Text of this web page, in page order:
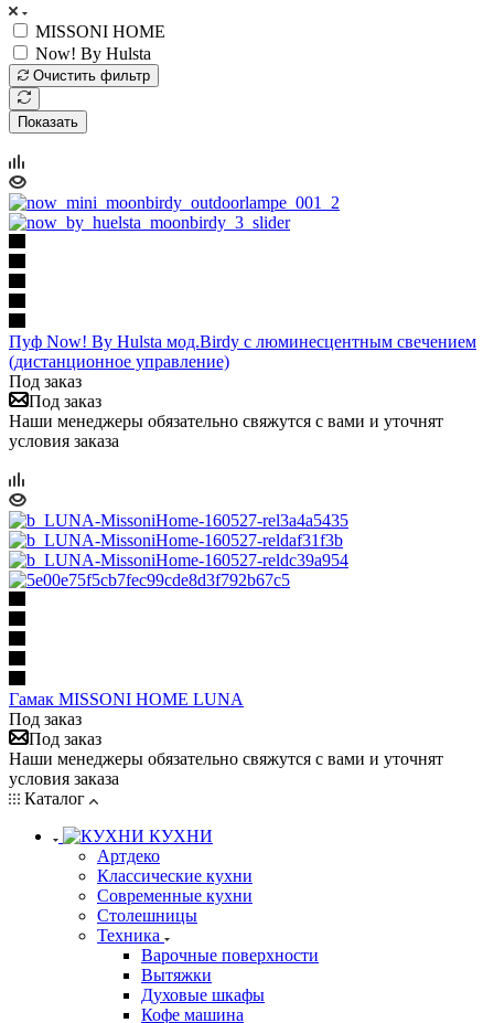
MISSONI HOME
Now! By Hulsta
Очистить фильтр
Показать
Пуф Now! By Hulsta мод.Birdy с люминесцентным свечением
(дистанционное управление)
Под заказ
Под заказ
Наши менеджеры обязательно свяжутся с вами и уточнят
условия заказа
Гамак MISSONI HOME LUNA
Под заказ
Под заказ
Наши менеджеры обязательно свяжутся с вами и уточнят
условия заказа
Каталог
КУХНИ
Артдеко
Классические кухни
Современные кухни
Столешницы
Техника
Варочные поверхности
Вытяжки
Духовые шкафы
Кофе машина